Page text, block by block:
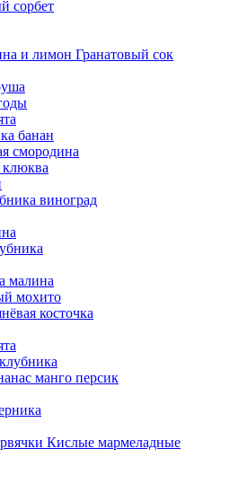
сорбет
Гранатовый сок
банан
смородина
виноград
малина
мохито
косточка
манго персик
Кислые мармеладные